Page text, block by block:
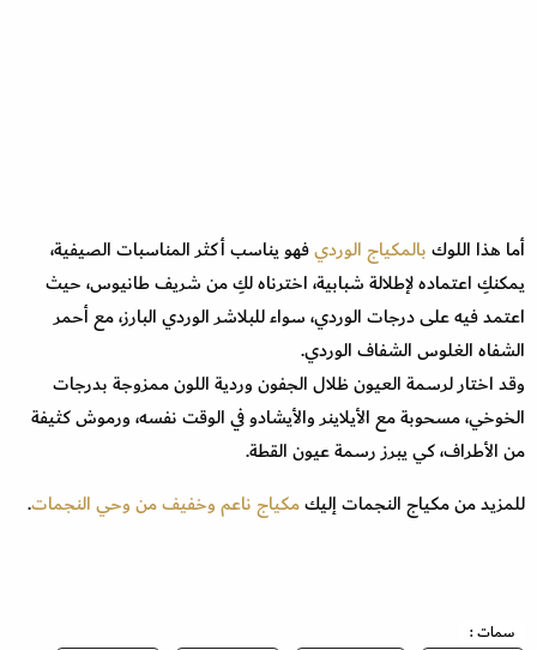
أما هذا اللوكبالمكياج الورديفهو يناسب أكثر المناسبات الصيفية،
يمكنكِ اعتماده لإطلالة شبابية، اخترناه لكِ من شريف طانيوس، حيث
اعتمد فيه على درجات الوردي، سواء للبلاشر الوردي البارز، مع أحمر
الشفاه الغلوس الشفاف الوردي.
وقد اختار لرسمة العيون ظلال الجفون وردية اللون ممزوجة بدرجات
الخوخي، مسحوبة مع الأيلاينر والأيشادو في الوقت نفسه، ورموش كثيفة
من الأطراف، كي يبرز رسمة عيون القطة.
للمزيد من مكياج النجمات إليكمكياج ناعم وخفيف من وحي النجمات.
سمات :